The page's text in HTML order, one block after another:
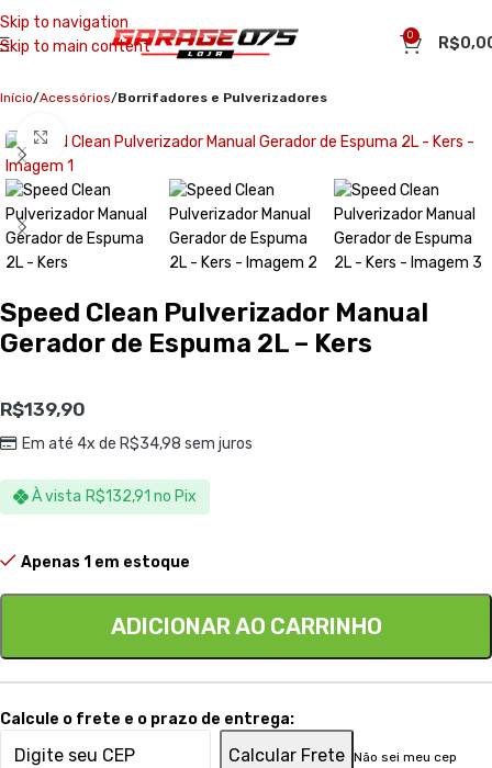
Skip to navigation
Skip to main content
0 R$
Início Acessórios Borrifadores e Pulverizadores
Clique para ampliar
Speed Clean Pulverizador Manual
Gerador de Espuma 2L – Kers
R$139,90
Em até 4x de R$34,98 sem juros
À vista R$132,91 no Pix
Apenas 1 em estoque
ADICIONAR AO CARRINHO
Calcule o frete e o prazo de entrega:
Calcular Frete Não sei meu cep